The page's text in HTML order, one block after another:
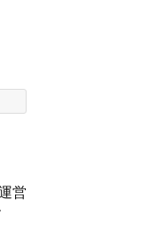
営